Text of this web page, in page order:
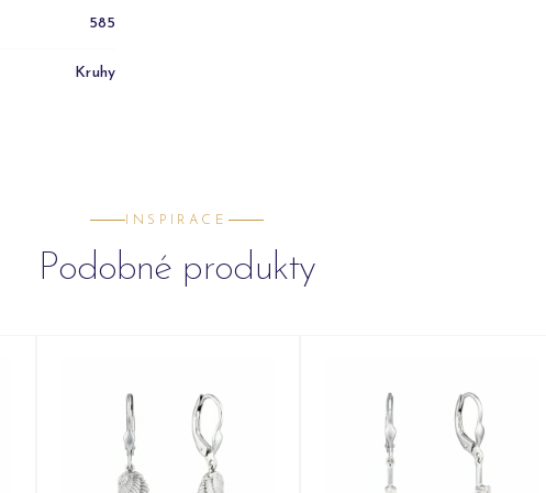
585
Kruhy
INSPIRACE
Podobné produkty